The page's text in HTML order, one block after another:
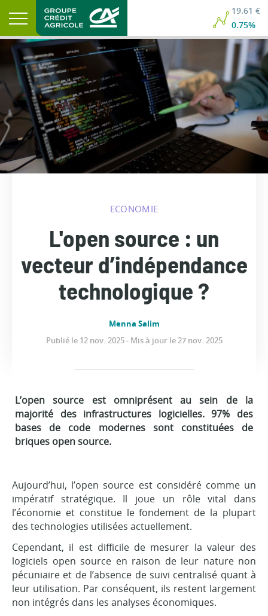
19.61 €
0.75%
ECONOMIE
L'open source : un
vecteur d’indépendance
technologique ?
Menna Salim
Publié le 12 nov. 2025 - Mis à jour le 27 nov. 2025
L’open source est omniprésent au sein de la
majorité des infrastructures logicielles. 97% des
bases de code modernes sont constituées de
briques open source.
Aujourd’hui, l’open source est considéré comme un
impératif stratégique. Il joue un rôle vital dans
l’économie et constitue le fondement de la plupart
des technologies utilisées actuellement.
Cependant, il est difficile de mesurer la valeur des
logiciels open source en raison de leur nature non
pécuniaire et de l’absence de suivi centralisé quant à
leur utilisation. Par conséquent, ils restent largement
non intégrés dans les analyses économiques.